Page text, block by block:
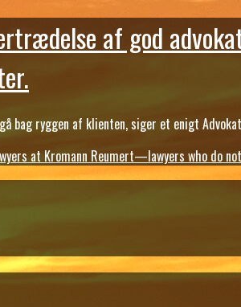
af god
bag ryggen af klienten, siger et enigt
at Kromann Reumert—lawyers who